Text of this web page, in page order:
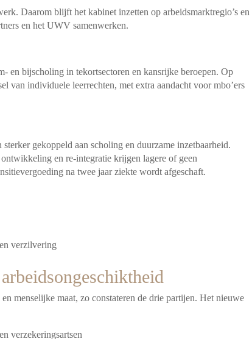
Daarom blijft het kabinet inzetten op arbeidsmarktregio’s en
en het UWV samenwerken.
en bijscholing in tekortsectoren en kansrijke beroepen. Op
van individuele leerrechten, met extra aandacht voor mbo’ers
gekoppeld aan scholing en duurzame inzetbaarheid.
en re-integratie krijgen lagere of geen
na twee jaar ziekte wordt afgeschaft.
verzilvering
menselijke maat, zo constateren de drie partijen. Het nieuwe
verzekeringsartsen